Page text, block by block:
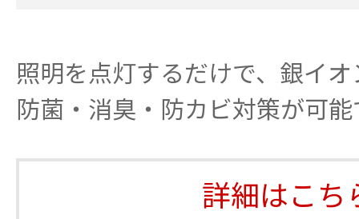
照明を点灯するだけで、銀イ
防菌・消臭・防カビ対策が可
詳細はこち